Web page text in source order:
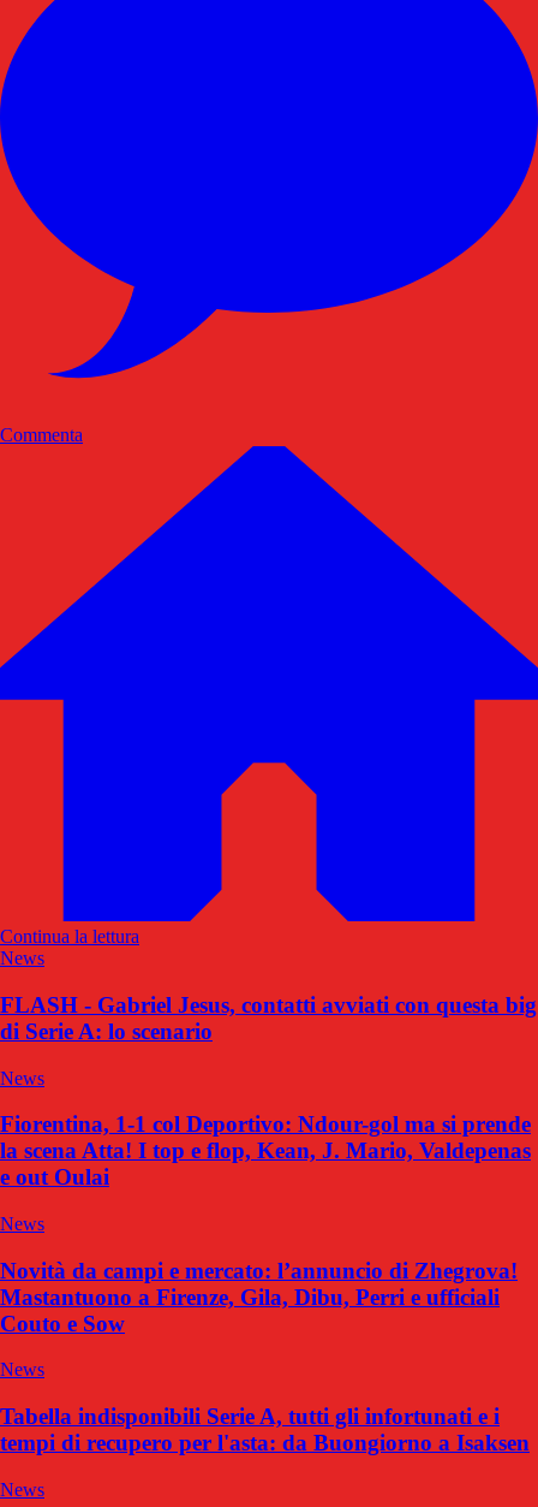
Commenta
Continua la lettura
News
FLASH - Gabriel Jesus, contatti avviati con questa big
di Serie A: lo scenario
News
Fiorentina, 1-1 col Deportivo: Ndour-gol ma si prende
la scena Atta! I top e flop, Kean, J. Mario, Valdepenas
e out Oulai
News
Novità da campi e mercato: l’annuncio di Zhegrova!
Mastantuono a Firenze, Gila, Dibu, Perri e ufficiali
Couto e Sow
News
Tabella indisponibili Serie A, tutti gli infortunati e i
tempi di recupero per l'asta: da Buongiorno a Isaksen
News